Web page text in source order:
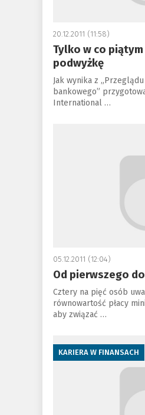
20.12.2011 (11:58)
Tylko w co piątym
podwyżkę
Jak wynika z
bankowego”
International …
05.12.2011 (12:04)
Od pierwszego
Cztery na pięć osób
równowartość płacy
aby związać …
KARIERA W FINANSACH